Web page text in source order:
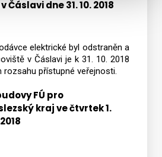
Čáslavi dne 31. 10. 2018
elektrické byl odstraněn a
v Čáslavi je k 31. 10. 2018
rozsahu přístupné veřejnosti.
FÚ pro
kraj ve čtvrtek 1.